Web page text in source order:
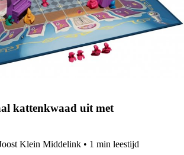
kattenkwaad uit met
Klein Middelink • 1 min leestijd